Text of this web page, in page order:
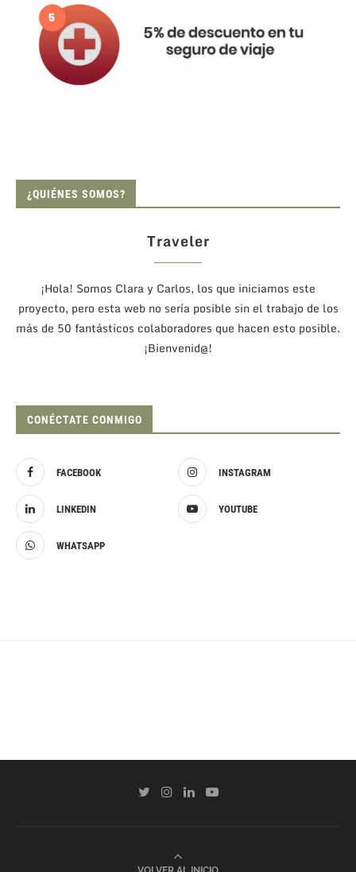
¿QUIÉNES SOMOS?
Traveler
¡Hola! Somos Clara y Carlos, los que iniciamos este
proyecto, pero esta web no sería posible sin el trabajo de los
más de 50 fantásticos colaboradores que hacen esto posible.
¡Bienvenid@!
CONÉCTATE CONMIGO
FACEBOOK INSTAGRAM
LINKEDIN YOUTUBE
WHATSAPP